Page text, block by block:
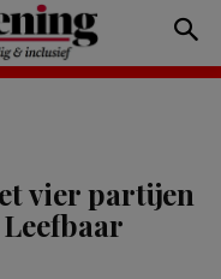
vier partijen